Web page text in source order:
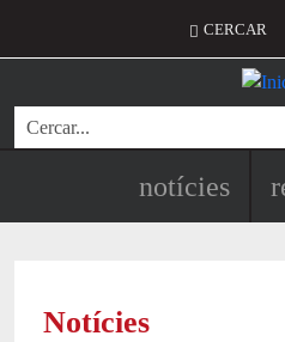
Menú
CERCAR
Cerca
Navegació
notícies
Notícies